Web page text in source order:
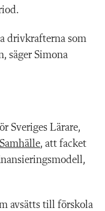
drivkrafterna som
säger Simona
Sveriges Lärare,
, att facket
avsätts till förskola